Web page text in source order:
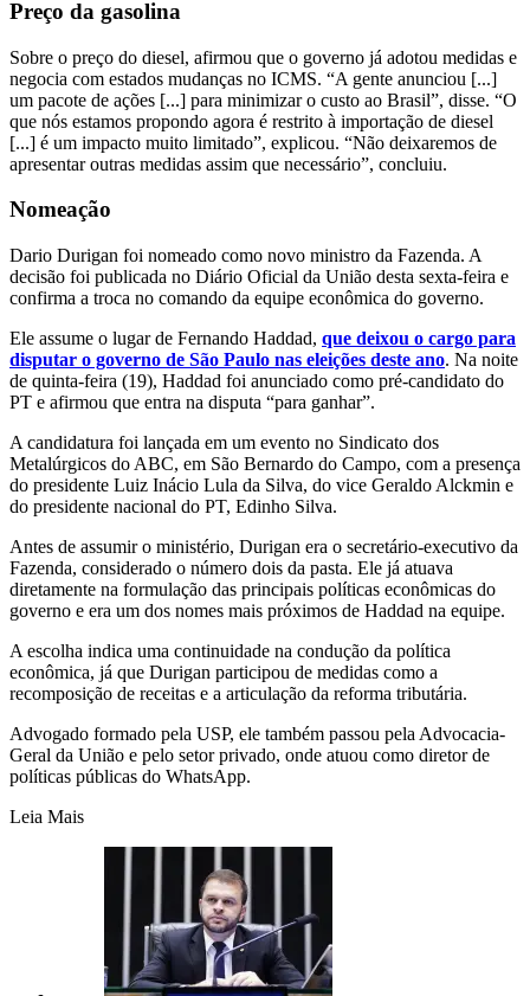
Preço da gasolina
Sobre o preço do diesel, afirmou que o governo já adotou medidas e
negocia com estados mudanças no ICMS. “A gente anunciou [...]
um pacote de ações [...] para minimizar o custo ao Brasil”, disse. “O
que nós estamos propondo agora é restrito à importação de diesel
[...] é um impacto muito limitado”, explicou. “Não deixaremos de
apresentar outras medidas assim que necessário”, concluiu.
Nomeação
Dario Durigan foi nomeado como novo ministro da Fazenda. A
decisão foi publicada no Diário Oficial da União desta sexta-feira e
confirma a troca no comando da equipe econômica do governo.
Ele assume o lugar de Fernando Haddad, que deixou o cargo para
disputar o governo de São Paulo nas eleições deste ano. Na noite
de quinta-feira (19), Haddad foi anunciado como pré-candidato do
PT e afirmou que entra na disputa “para ganhar”.
A candidatura foi lançada em um evento no Sindicato dos
Metalúrgicos do ABC, em São Bernardo do Campo, com a presença
do presidente Luiz Inácio Lula da Silva, do vice Geraldo Alckmin e
do presidente nacional do PT, Edinho Silva.
Antes de assumir o ministério, Durigan era o secretário-executivo da
Fazenda, considerado o número dois da pasta. Ele já atuava
diretamente na formulação das principais políticas econômicas do
governo e era um dos nomes mais próximos de Haddad na equipe.
A escolha indica uma continuidade na condução da política
econômica, já que Durigan participou de medidas como a
recomposição de receitas e a articulação da reforma tributária.
Advogado formado pela USP, ele também passou pela Advocacia-
Geral da União e pelo setor privado, onde atuou como diretor de
políticas públicas do WhatsApp.
Leia Mais